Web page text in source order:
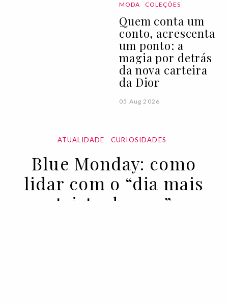
MODA COLEÇÕES
Quem conta um
conto, acrescenta
um ponto: a
magia por detrás
da nova carteira
da Dior
05 Aug 2026
ATUALIDADE CURIOSIDADES
Blue Monday: como
lidar com o “dia mais
triste do ano”